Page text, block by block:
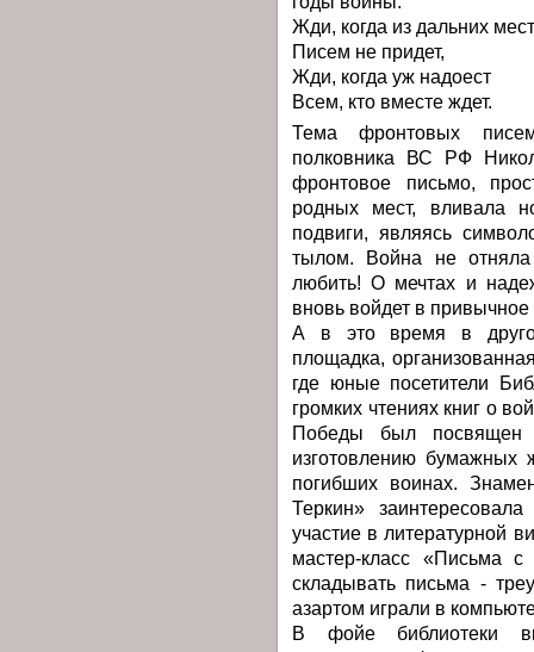
Жди, когда из дальних мест
Писем не придет,
Жди, когда уж надоест
Всем, кто вместе ждет.
Тема фронтовых
полковника ВС РФ
фронтовое письмо,
родных мест, вливала
подвиги, являясь
тылом. Война не
любить! О мечтах и
вновь войдет в
А в это время в
площадка,
где юные посетители
громких чтениях книг о
Победы был посвящен
изготовлению бумажных
погибших воинах.
Теркин»
участие в литературной
мастер-класс «Письма
складывать письма -
азартом играли в
В фойе библиотеки